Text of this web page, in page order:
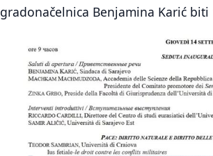
gradonačelnica Benjamina Karić